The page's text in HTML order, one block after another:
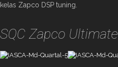
kelas Zapco DSP tuning.
SQC Zapco Ultimate